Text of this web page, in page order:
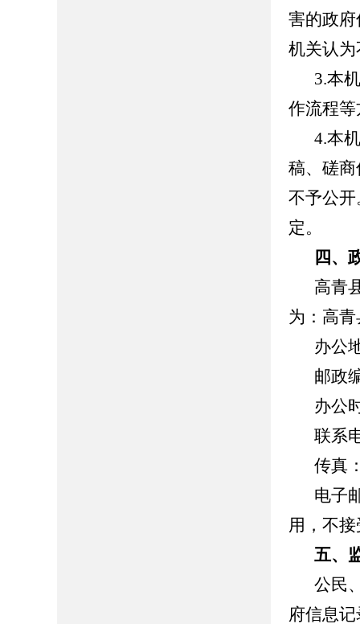
害的政
机关认
3.本
作流程
4.本
稿、磋
不予公
定。
四、
高青
为：高
办公
邮
办公
联系
传真
电子
用，不
五、
公民
府信息